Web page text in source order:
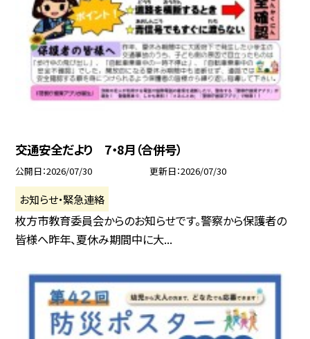
交通安全だより 7・8月（合併号）
公開日 2026/07/30 更新日 2026/07/30
お知らせ・緊急連絡
枚方市教育委員会からのお知らせです。警察から保護者の
皆様へ昨年、夏休み期間中に大...